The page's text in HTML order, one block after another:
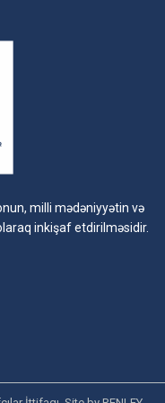
milli mədəniyyətin və
inkişaf etdirilməsidir.